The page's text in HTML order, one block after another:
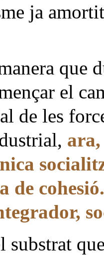
ja
que
el
de les
de cohesió.
substrat